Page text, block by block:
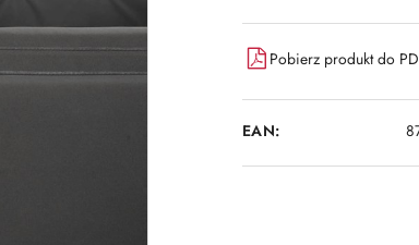
Pobierz produkt do
EAN: